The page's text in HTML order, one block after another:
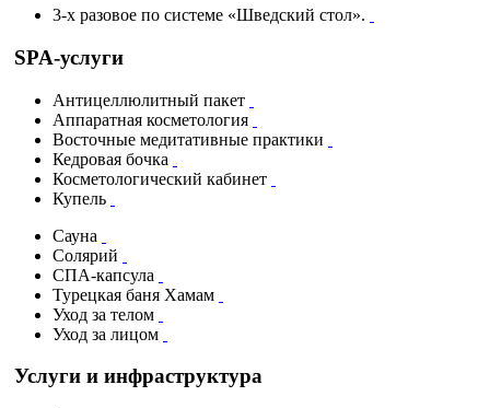
3-х разовое по системе «Шведский стол».
SPA-услуги
Антицеллюлитный пакет
Аппаратная косметология
Восточные медитативные практики
Кедровая бочка
Косметологический кабинет
Купель
Сауна
Солярий
СПА-капсула
Турецкая баня Хамам
Уход за телом
Уход за лицом
Услуги и инфраструктура